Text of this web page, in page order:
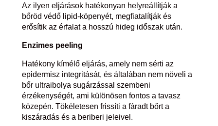
Az ilyen eljárások hatékonyan helyreállítják a
bőröd védő lipid-köpenyét, megfiatalítják és
erősítik az érfalat a hosszú hideg időszak után.
Enzimes peeling
Hatékony kímélő eljárás, amely nem sérti az
epidermisz integritását, és általában nem növeli a
bőr ultraibolya sugárzással szembeni
érzékenységét, ami különösen fontos a tavasz
közepén. Tökéletesen frissíti a fáradt bőrt a
kiszáradás és a beriberi jeleivel.